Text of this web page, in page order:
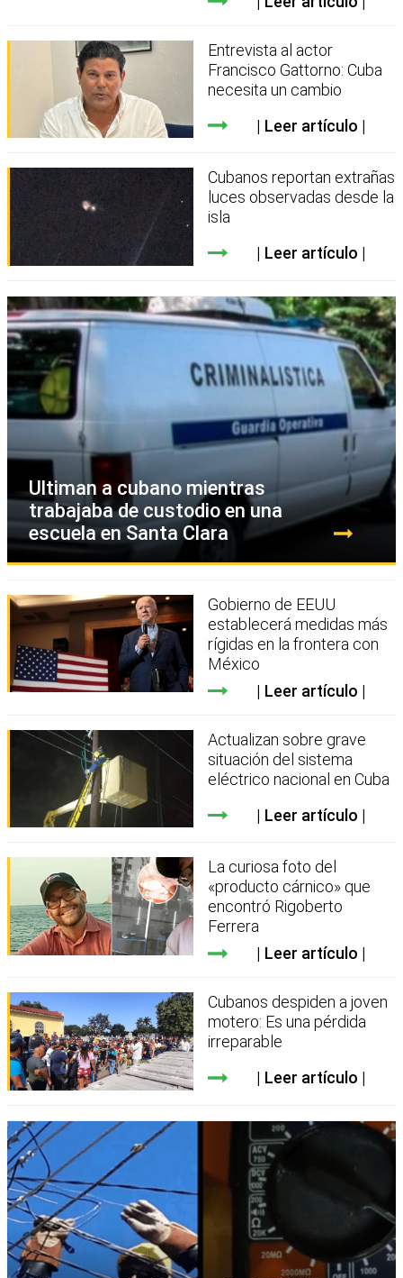
Entrevista al actor
Francisco Gattorno: Cuba
necesita un cambio
Leer artículo
Cubanos reportan extrañas
luces observadas desde la
isla
Leer artículo
Ultiman a cubano mientras
trabajaba de custodio en una
escuela en Santa Clara
Gobierno de EEUU
establecerá medidas más
rígidas en la frontera con
México
Leer artículo
Actualizan sobre grave
situación del sistema
eléctrico nacional en Cuba
Leer artículo
La curiosa foto del
«producto cárnico» que
encontró Rigoberto
Ferrera
Leer artículo
Cubanos despiden a joven
motero: Es una pérdida
irreparable
Leer artículo